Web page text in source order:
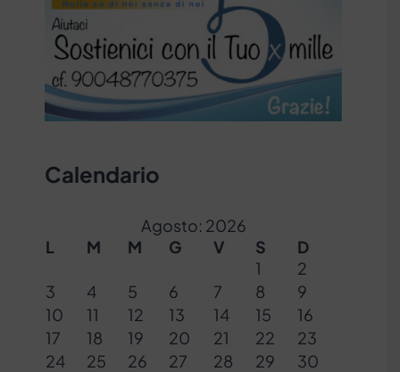
Calendario
Agosto: 2026
L
M M G V S
D
1
2
3
4 5 6 7 8
9
10
11 12 13 14 15
16
17
18 19 20 21 22
23
24
25 26 27 28 29
30